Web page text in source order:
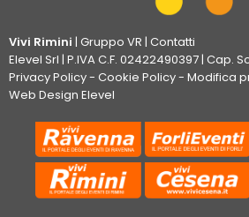
Vivi Rimini | Gruppo VR | Contatti
Elevel Srl | P.IVA C.F. 02422490397 | Cap.
Privacy Policy- Cookie Policy- Modifica
Web Design Elevel